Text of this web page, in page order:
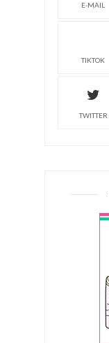
E-MAIL
TIKTOK
TWITTER